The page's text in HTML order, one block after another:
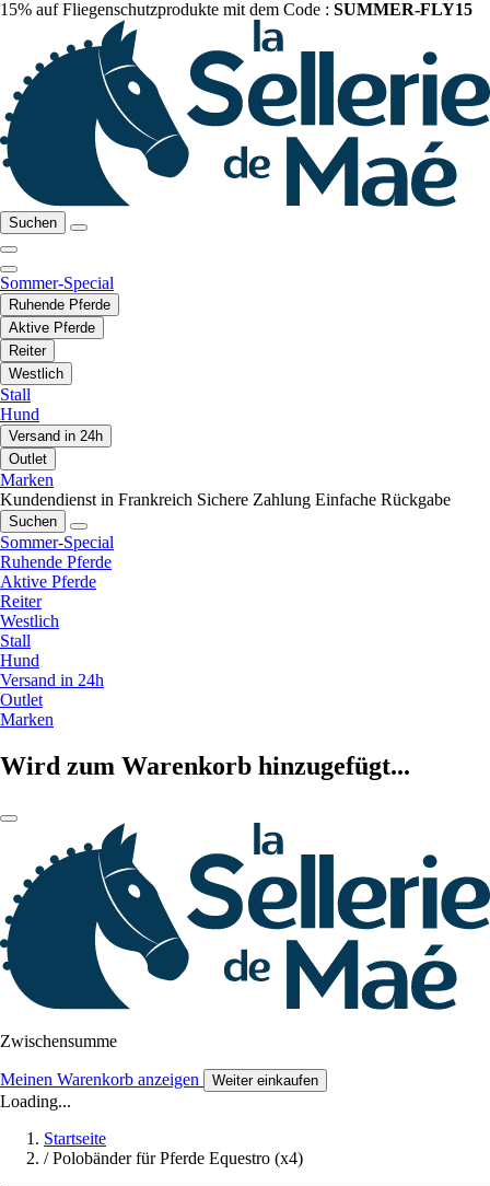
15% auf Fliegenschutzprodukte mit dem Code : SUMMER-FLY15
Suchen
Sommer-Special
Ruhende Pferde
Aktive Pferde
Reiter
Westlich
Stall
Hund
Versand in 24h
Outlet
Marken
Kundendienst in Frankreich Sichere Zahlung Einfache Rückgabe
Suchen
Sommer-Special
Ruhende Pferde
Aktive Pferde
Reiter
Westlich
Stall
Hund
Versand in 24h
Outlet
Marken
Wird zum Warenkorb hinzugefügt...
Zwischensumme
Meinen Warenkorb anzeigen Weiter einkaufen
Loading...
Startseite
/ Polobänder für Pferde Equestro (x4)